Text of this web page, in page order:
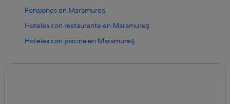
Distrito de Mureș
Neamț
Distrito de Olt
Pensiones en Maramureş
Hoteles con restaurante en Maramureş
Hoteles con piscina en Maramureş